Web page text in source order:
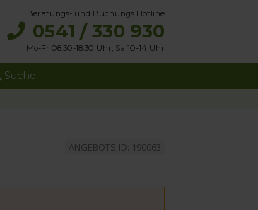
Beratungs- und Buchungs Hotline
0541 / 330 930
Mo-Fr 08:30-18:30 Uhr, Sa 10-14 Uhr
Suche
ANGEBOTS-ID: 190063